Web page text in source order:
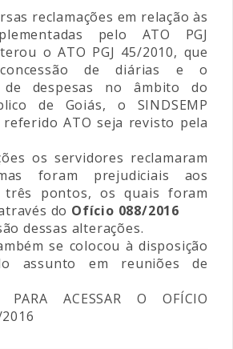
reclamações em relação às
pelo ATO PGJ
o ATO PGJ 45/2010, que
de diárias e o
de despesas no âmbito do
de Goiás, o SINDSEMP
ATO seja revisto pela
os servidores reclamaram
foram prejudiciais aos
três pontos, os quais foram
do Ofício 088/2016
dessas alterações.
se colocou à disposição
assunto em reuniões de
PARA ACESSAR O OFÍCIO